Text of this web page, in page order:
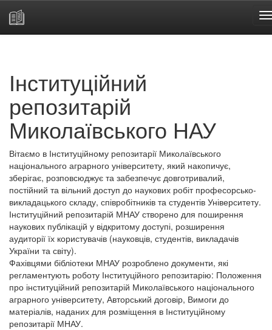
Інституційний
репозитарій
Миколаївського НАУ
Вітаємо в Інституційному репозитарії Миколаївського
національного аграрного університету, який накопичує,
зберігає, розповсюджує та забезпечує довготривалий,
постійний та вільний доступ до наукових робіт професорсько-
викладацького складу, співробітників та студентів Університету.
Інституційний репозитарій МНАУ створено для поширення
наукових публікацій у відкритому доступі, розширення
аудиторії їх користувачів (науковців, студентів, викладачів
України та світу).
Фахівцями бібліотеки МНАУ розроблено документи, які
регламентують роботу Інституційного репозитарію: Положення
про інституційний репозитарій Миколаївського національного
аграрного університету, Авторський договір, Вимоги до
матеріалів, наданих для розміщення в Інституційному
репозитарії МНАУ.